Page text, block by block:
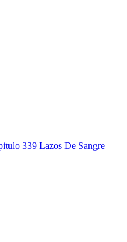
339 Lazos De Sangre